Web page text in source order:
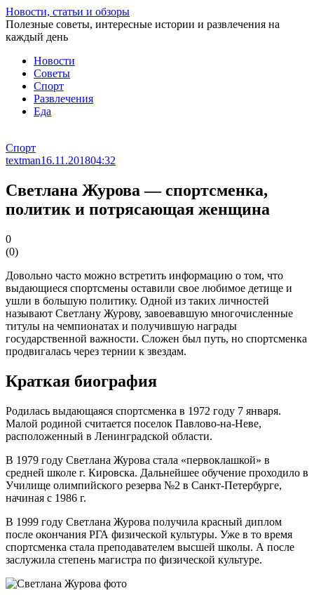
Перейти
к
статье
Новости, статьи и обзоры
Полезные советы, интересные истории и развлечения на
каждый день
Новости
Советы
Спорт
Развлечения
Еда
Спорт
textman16.11.201804:32
Светлана Журова — спортсменка,
политик и потрясающая женщина
0
(0)
Довольно часто можно встретить информацию о том, что
выдающиеся спортсмены оставили свое любимое детище и
ушли в большую политику. Одной из таких личностей
называют Светлану Журову, завоевавшую многочисленные
титулы на чемпионатах и получившую награды
государственной важности. Сложен был путь, но спортсменка
продвигалась через тернии к звездам.
Краткая биография
Родилась выдающаяся спортсменка в 1972 году 7 января.
Малой родиной считается поселок Павлово-на-Неве,
расположенный в Ленинградской области.
В 1979 году Светлана Журова стала «первоклашкой» в
средней школе г. Кировска. Дальнейшее обучение проходило в
Училище олимпийского резерва №2 в Санкт-Петербурге,
начиная с 1986 г.
В 1999 году Светлана Журова получила красный диплом
после окончания РГА физической культуры. Уже в то время
спортсменка стала преподавателем высшей школы. А после
заслужила степень магистра по физической культуре.